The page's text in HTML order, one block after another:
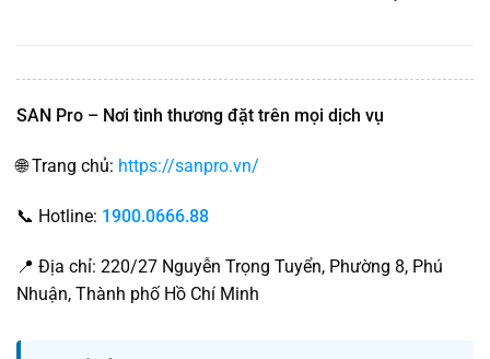
SAN Pro – Nơi tình thương đặt trên mọi dịch vụ
🌐 Trang chủ: https://sanpro.vn/
📞 Hotline: 1900.0666.88
📍 Địa chỉ: 220/27 Nguyễn Trọng Tuyển, Phường 8, Phú
Nhuận, Thành phố Hồ Chí Minh